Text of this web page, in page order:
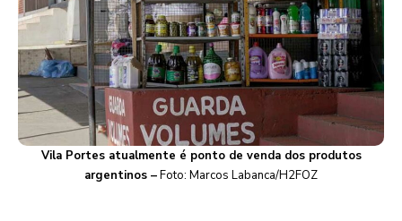
Vila Portes atualmente é ponto de venda dos produtos
argentinos –Foto: Marcos Labanca/H2FOZ